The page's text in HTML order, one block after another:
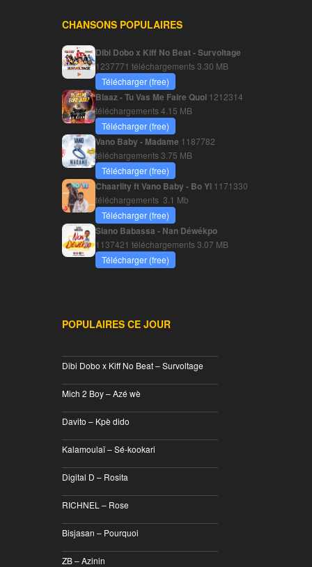
CHANSONS POPULAIRES
Dibi Dobo x Kiff No Beat - Survoltage
1237771 téléchargements3.30 MB
Télécharger (free)
Blaaz - Tu Vas Me Faire Quoi 1212314
téléchargements4.15 MB
Télécharger (free)
Vano Baby - Madame 1187782
téléchargements3.75 MB
Télécharger (free)
Chaarlity ft Vano Baby - Bo Yi 1171330
téléchargements 3.1 Mb
Télécharger (free)
Siano Babassa - Nan Déwékpo
1137421 téléchargements3.07 MB
Télécharger (free)
POPULAIRES CE JOUR
Dibi Dobo x Kiff No Beat – Survoltage
Mich 2 Boy – Azé wè
Davito – Kpè dido
Kalamoulaï – Sé-kookari
Digital D – Rosita
RICHNEL – Rose
Bisjasan – Pourquoi
ZB – Azinin